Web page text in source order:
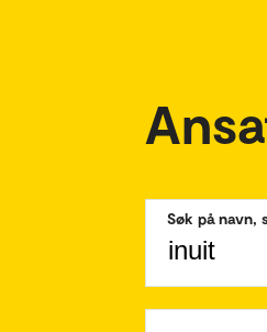
Søk på navn,